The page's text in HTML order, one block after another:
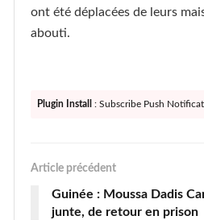
ont été déplacées de leurs
abouti.
Plugin Install : Subscribe Push
Article précédent
Guinée : Moussa Dadis
junte, de retour en prison